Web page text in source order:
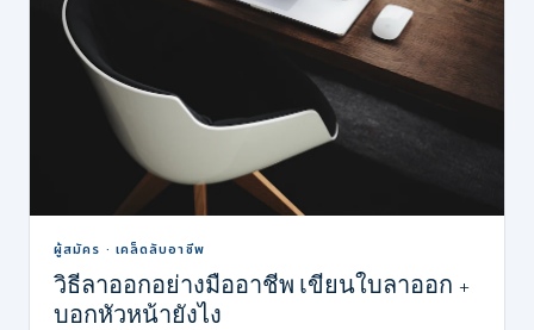
ผู้สมัคร · เคล็ดลับอาชีพ
วิธีลาออกอย่างมืออาชีพ เขียนใบลาออก +
บอกหัวหน้ายังไง